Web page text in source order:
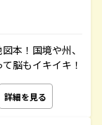
本！国境や州、
脳もイキイキ！
詳細を見る